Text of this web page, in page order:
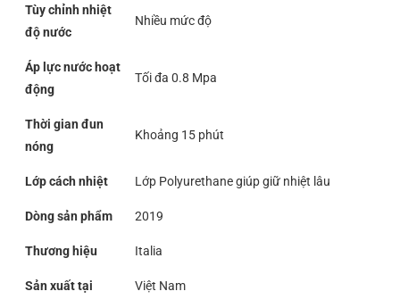
Tùy chỉnh nhiệt
độ nước
Nhiều mức độ
Áp lực nước hoạt
động
Tối đa 0.8 Mpa
Thời gian đun
nóng
Khoảng 15 phút
Lớp cách nhiệt Lớp Polyurethane giúp giữ nhiệt lâu
Dòng sản phẩm 2019
Thương hiệu Italia
Sản xuất tại Việt Nam